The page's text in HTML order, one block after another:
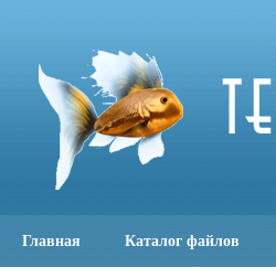
Главная Каталог файлов